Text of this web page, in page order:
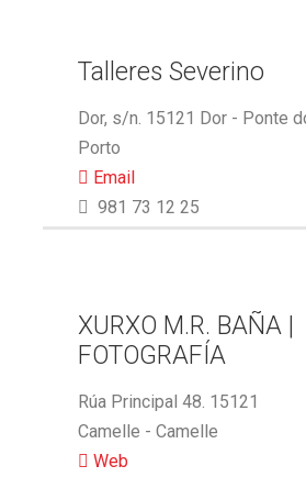
Talleres Severino
Dor, s/n. 15121 Dor - Ponte
Porto
Email
981 73 12 25
XURXO M.R. BAÑA |
FOTOGRAFÍA
Rúa Principal 48. 15121
Camelle - Camelle
Web